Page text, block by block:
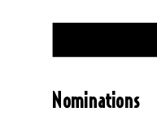
Nominations